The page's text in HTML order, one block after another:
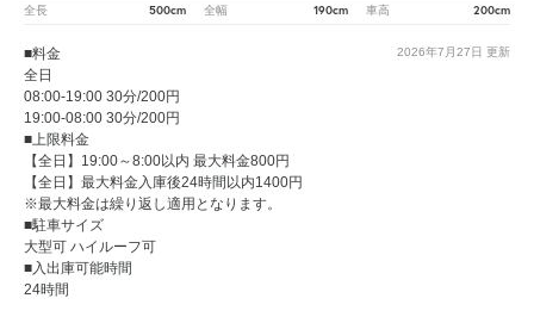
全長 500cm 全幅 190cm 車高 200cm
2026年7月27日 更新
■料金
全日
08:00-19:00 30分/200円
19:00-08:00 30分/200円
■上限料金
【全日】19:00～8:00以内 最大料金800円
【全日】最大料金入庫後24時間以内1400円
※最大料金は繰り返し適用となります。
■駐車サイズ
大型可 ハイルーフ可
■入出庫可能時間
24時間